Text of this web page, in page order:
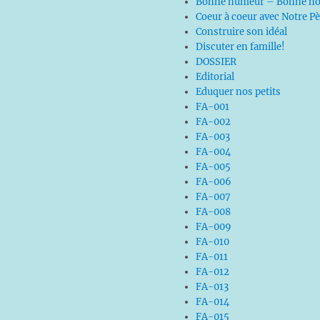
Coeur à coeur avec Notre
Construire son idéal
Discuter en famille!
DOSSIER
Editorial
Eduquer nos petits
FA-001
FA-002
FA-003
FA-004
FA-005
FA-006
FA-007
FA-008
FA-009
FA-010
FA-011
FA-012
FA-013
FA-014
FA-015